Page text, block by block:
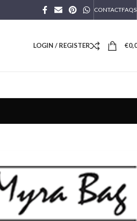
CONTACTFAQS
LOGIN / REGISTER €